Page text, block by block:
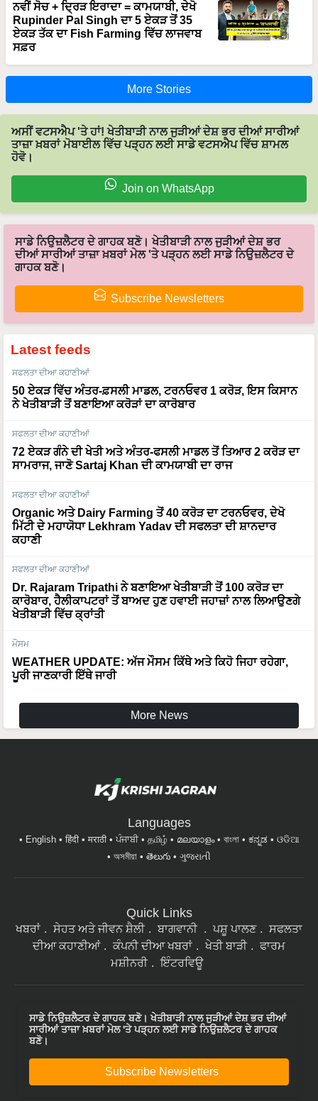
ਨਵੀਂ ਸੋਚ + ਦ੍ਰਿੜ ਇਰਾਦਾ = ਕਾਮਯਾਬੀ, ਦੇਖੋ
Rupinder Pal Singh ਦਾ 5 ਏਕੜ ਤੋਂ 35
ਏਕੜ ਤੱਕ ਦਾ Fish Farming ਵਿੱਚ ਲਾਜਵਾਬ
ਸਫ਼ਰ
More Stories
ਅਸੀਂ ਵਟਸਐਪ 'ਤੇ ਹਾਂ! ਖੇਤੀਬਾੜੀ ਨਾਲ ਜੁੜੀਆਂ ਦੇਸ਼ ਭਰ ਦੀਆਂ ਸਾਰੀਆਂ
ਤਾਜ਼ਾ ਖ਼ਬਰਾਂ ਮੋਬਾਈਲ ਵਿੱਚ ਪੜ੍ਹਨ ਲਈ ਸਾਡੇ ਵਟਸਐਪ ਵਿੱਚ ਸ਼ਾਮਲ
ਹੋਵੋ।
Join on WhatsApp
ਸਾਡੇ ਨਿਉਜ਼ਲੈਟਰ ਦੇ ਗਾਹਕ ਬਣੋ। ਖੇਤੀਬਾੜੀ ਨਾਲ ਜੁੜੀਆਂ ਦੇਸ਼ ਭਰ
ਦੀਆਂ ਸਾਰੀਆਂ ਤਾਜ਼ਾ ਖ਼ਬਰਾਂ ਮੇਲ 'ਤੇ ਪੜ੍ਹਨ ਲਈ ਸਾਡੇ ਨਿਉਜ਼ਲੈਟਰ ਦੇ
ਗਾਹਕ ਬਣੋ।
Subscribe Newsletters
Latest feeds
ਸਫਲਤਾ ਦੀਆ ਕਹਾਣੀਆਂ
50 ਏਕੜ ਵਿੱਚ ਅੰਤਰ-ਫ਼ਸਲੀ ਮਾਡਲ, ਟਰਨਓਵਰ 1 ਕਰੋੜ, ਇਸ ਕਿਸਾਨ
ਨੇ ਖੇਤੀਬਾੜੀ ਤੋਂ ਬਣਾਇਆ ਕਰੋੜਾਂ ਦਾ ਕਾਰੋਬਾਰ
ਸਫਲਤਾ ਦੀਆ ਕਹਾਣੀਆਂ
72 ਏਕੜ ਗੰਨੇ ਦੀ ਖੇਤੀ ਅਤੇ ਅੰਤਰ-ਫਸਲੀ ਮਾਡਲ ਤੋਂ ਤਿਆਰ 2 ਕਰੋੜ ਦਾ
ਸਾਮਰਾਜ, ਜਾਣੋ Sartaj Khan ਦੀ ਕਾਮਯਾਬੀ ਦਾ ਰਾਜ
ਸਫਲਤਾ ਦੀਆ ਕਹਾਣੀਆਂ
Organic ਅਤੇ Dairy Farming ਤੋਂ 40 ਕਰੋੜ ਦਾ ਟਰਨਓਵਰ, ਦੇਖੋ
ਮਿੱਟੀ ਦੇ ਮਹਾਯੋਧਾ Lekhram Yadav ਦੀ ਸਫਲਤਾ ਦੀ ਸ਼ਾਨਦਾਰ
ਕਹਾਣੀ
ਸਫਲਤਾ ਦੀਆ ਕਹਾਣੀਆਂ
Dr. Rajaram Tripathi ਨੇ ਬਣਾਇਆ ਖੇਤੀਬਾੜੀ ਤੋਂ 100 ਕਰੋੜ ਦਾ
ਕਾਰੋਬਾਰ, ਹੈਲੀਕਾਪਟਰਾਂ ਤੋਂ ਬਾਅਦ ਹੁਣ ਹਵਾਈ ਜਹਾਜ਼ਾਂ ਨਾਲ ਲਿਆਉਣਗੇ
ਖੇਤੀਬਾੜੀ ਵਿੱਚ ਕ੍ਰਾਂਤੀ
ਮੌਸਮ
WEATHER UPDATE: ਅੱਜ ਮੌਸਮ ਕਿੱਥੇ ਅਤੇ ਕਿਹੋ ਜਿਹਾ ਰਹੇਗਾ,
ਪੂਰੀ ਜਾਣਕਾਰੀ ਇੱਥੇ ਜਾਰੀ
More News
Languages
English हिंदी मराठी ਪੰਜਾਬੀ தமிழ் മലയാളം বাংলা ಕನ್ನಡ
ଓଡିଆ
অসমীয়া
తెలుగు ગુજરાતી
Quick Links
ਖਬਰਾਂ ਸੇਹਤ ਅਤੇ ਜੀਵਨ ਸ਼ੈਲੀ ਬਾਗਵਾਨੀ ਪਸ਼ੂ ਪਾਲਣ
ਸਫਲਤਾ
ਦੀਆ ਕਹਾਣੀਆਂ
ਕੰਪਨੀ ਦੀਆ ਖਬਰਾਂ ਖੇਤੀ ਬਾੜੀ
ਫਾਰਮ
ਮਸ਼ੀਨਰੀ
ਇੰਟਰਵਿਊ
ਸਾਡੇ ਨਿਉਜ਼ਲੈਟਰ ਦੇ ਗਾਹਕ ਬਣੋ। ਖੇਤੀਬਾੜੀ ਨਾਲ ਜੁੜੀਆਂ ਦੇਸ਼ ਭਰ ਦੀਆਂ
ਸਾਰੀਆਂ ਤਾਜ਼ਾ ਖ਼ਬਰਾਂ ਮੇਲ 'ਤੇ ਪੜ੍ਹਨ ਲਈ ਸਾਡੇ ਨਿਉਜ਼ਲੈਟਰ ਦੇ ਗਾਹਕ
ਬਣੋ।
Subscribe Newsletters